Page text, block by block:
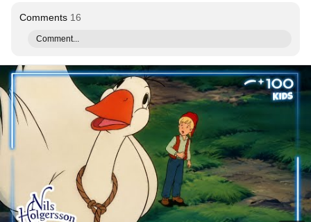
Comments 16
Comment...